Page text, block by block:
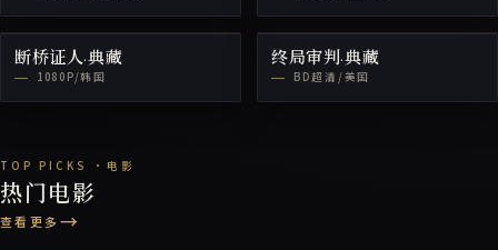
断桥证人·典藏
1080P/韩国
终局审判·典藏
BD超清/美国
热门电影
查看更多